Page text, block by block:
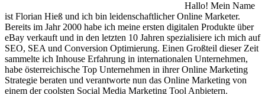
Hallo! Mein Name
ist Florian Hieß und ich bin leidenschaftlicher Online Marketer.
Bereits im Jahr 2000 habe ich meine ersten digitalen Produkte über
eBay verkauft und in den letzten 10 Jahren spezialisiere ich mich auf
SEO, SEA und Conversion Optimierung. Einen Großteil dieser Zeit
sammelte ich Inhouse Erfahrung in internationalen Unternehmen,
habe österreichische Top Unternehmen in ihrer Online Marketing
Strategie beraten und verantworte nun das Online Marketing von
einem der coolsten Social Media Marketing Tool Anbietern.